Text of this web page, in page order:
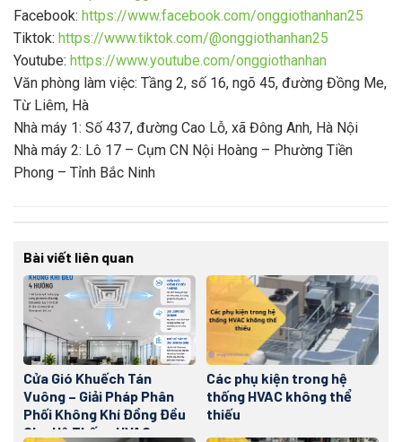
Facebook: https://www.facebook.com/onggiothanhan25
Tiktok: https://www.tiktok.com/@onggiothanhan25
Youtube: https://www.youtube.com/onggiothanhan
Văn phòng làm việc: Tầng 2, số 16, ngõ 45, đường Đồng Me,
Từ Liêm, Hà
Nhà máy 1: Số 437, đường Cao Lỗ, xã Đông Anh, Hà Nội
Nhà máy 2: Lô 17 – Cụm CN Nội Hoàng – Phường Tiền
Phong – Tỉnh Bắc Ninh
Bài viết liên quan
Cửa Gió Khuếch Tán
Vuông – Giải Pháp Phân
Phối Không Khí Đồng Đều
Cho Hệ Thống HVAC
Các phụ kiện trong hệ
thống HVAC không thể
thiếu